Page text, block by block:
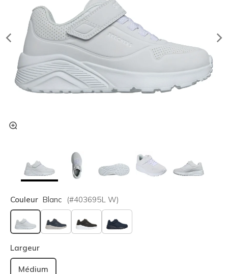
Couleur Blanc (#403695L W)
sélectionné
Largeur
Médium